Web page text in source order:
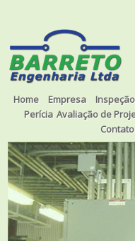
Home Empresa Inspeção
Perícia Avaliação de
Contato